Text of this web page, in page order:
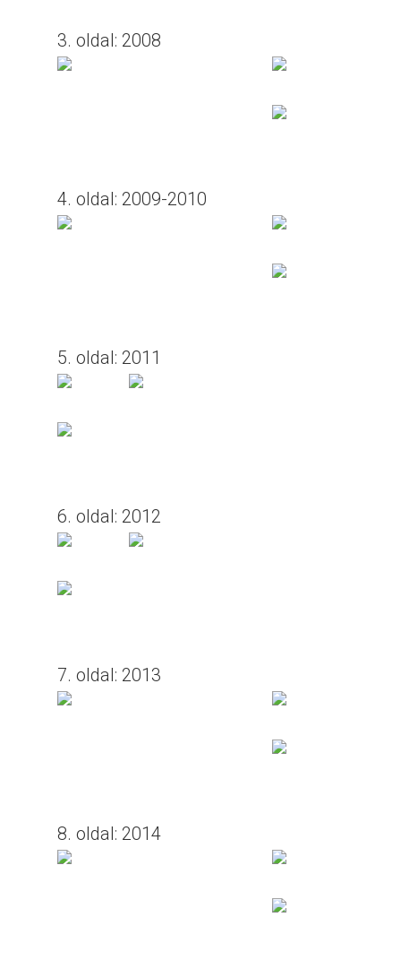
3. oldal: 2008
4. oldal: 2009-2010
5. oldal: 2011
6. oldal: 2012
7. oldal: 2013
8. oldal: 2014